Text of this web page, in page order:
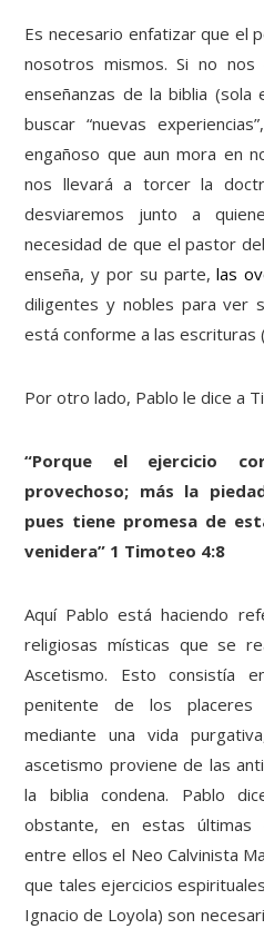
Es necesario enfatizar que el
nosotros mismos. Si no nos
enseñanzas de la biblia (sola
buscar “nuevas
engañoso que aun mora en
nos llevará a torcer la
desviaremos junto a
necesidad de que el pastor
enseña, y por su parte,las
diligentes y nobles para ver
está conforme a las escrituras
Por otro lado, Pablo le dice a
“Porque el ejercicio
provechoso; más la
pues tiene promesa de
venidera” 1 Timoteo 4:8
Aquí Pablo está haciendo
religiosas místicas que se
Ascetismo. Esto consistía
penitente de los placeres
mediante una vida
ascetismo proviene de las
la biblia condena. Pablo
obstante, en estas últimas
entre ellos el Neo Calvinista
que tales ejercicios
Ignacio de Loyola) son